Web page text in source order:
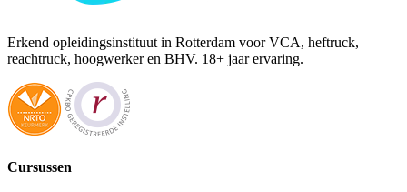
Erkend opleidingsinstituut in Rotterdam voor VCA, heftruck,
reachtruck, hoogwerker en BHV. 18+ jaar ervaring.
Cursussen